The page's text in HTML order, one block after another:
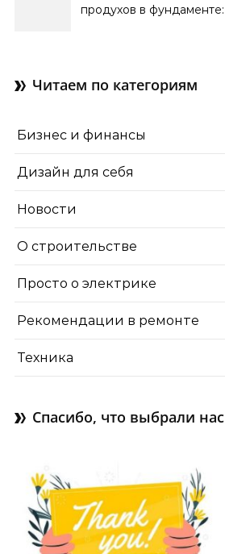
продухов в фундаменте:
Читаем по категориям
Бизнес и финансы
Дизайн для себя
Новости
О строительстве
Просто о электрике
Рекомендации в ремонте
Техника
Спасибо, что выбрали нас